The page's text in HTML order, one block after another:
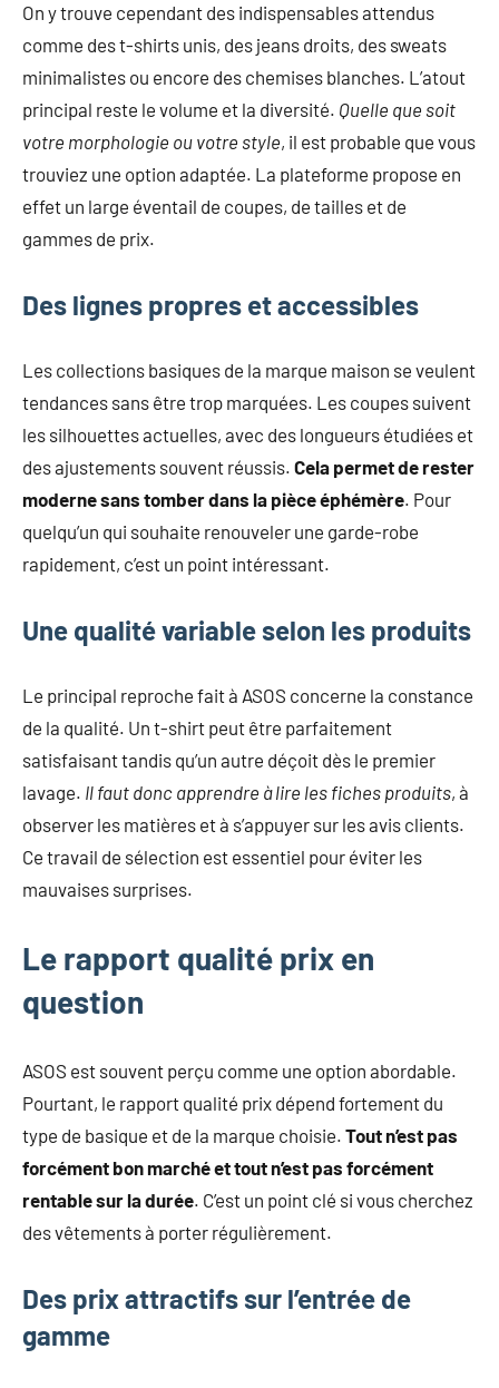
féminine
et
plus
encore.
On y trouve cependant des indispensables attendus
comme des t-shirts unis, des jeans droits, des sweats
minimalistes ou encore des chemises blanches. L’atout
principal reste le volume et la diversité. Quelle que soit
votre morphologie ou votre style, il est probable que vous
trouviez une option adaptée. La plateforme propose en
effet un large éventail de coupes, de tailles et de
gammes de prix.
Des lignes propres et accessibles
Les collections basiques de la marque maison se veulent
tendances sans être trop marquées. Les coupes suivent
les silhouettes actuelles, avec des longueurs étudiées et
des ajustements souvent réussis. Cela permet de rester
moderne sans tomber dans la pièce éphémère. Pour
quelqu’un qui souhaite renouveler une garde-robe
rapidement, c’est un point intéressant.
Une qualité variable selon les produits
Le principal reproche fait à ASOS concerne la constance
de la qualité. Un t-shirt peut être parfaitement
satisfaisant tandis qu’un autre déçoit dès le premier
lavage. Il faut donc apprendre à lire les fiches produits, à
observer les matières et à s’appuyer sur les avis clients.
Ce travail de sélection est essentiel pour éviter les
mauvaises surprises.
Le rapport qualité prix en
question
ASOS est souvent perçu comme une option abordable.
Pourtant, le rapport qualité prix dépend fortement du
type de basique et de la marque choisie. Tout n’est pas
forcément bon marché et tout n’est pas forcément
rentable sur la durée. C’est un point clé si vous cherchez
des vêtements à porter régulièrement.
Des prix attractifs sur l’entrée de
gamme